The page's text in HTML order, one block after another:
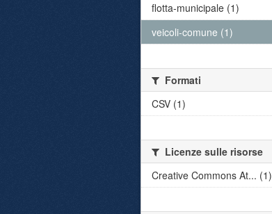
flotta-municipale (1)
veicoli-comune (1)
Formati
CSV (1)
Licenze sulle risorse
Creative Commons At... (1)